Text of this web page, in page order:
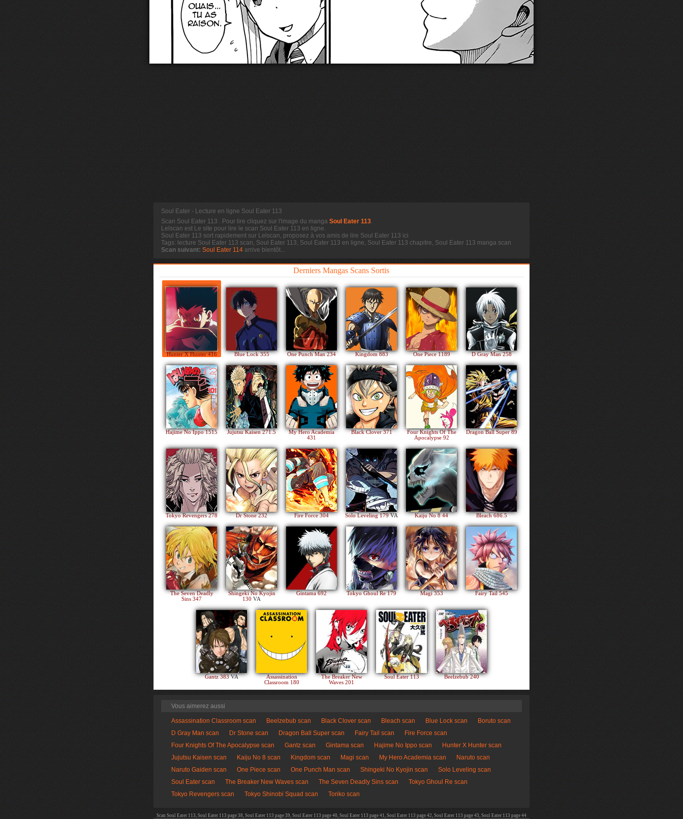
Soul Eater - Lecture en ligne Soul Eater 113
Scan Soul Eater 113 . Pour lire cliquez sur l'image du manga Soul Eater 113.
Lelscan est Le site pour lire le scan Soul Eater 113 en ligne.
Soul Eater 113 sort rapidement sur Lelscan, proposez à vos amis de lire Soul Eater 113 ici
Tags: lecture Soul Eater 113 scan, Soul Eater 113, Soul Eater 113 en ligne, Soul Eater 113 chapitre, Soul Eater 113 manga scan
Scan suivant: Soul Eater 114 arrive bientôt...
Derniers Mangas Scans Sortis
Hunter X Hunter 416 Blue Lock 355 One Punch Man 234 Kingdom 883 One Piece 1189 D Gray Man 258
Hajime No Ippo 1515 Jujutsu Kaisen 271.5
My Hero Academia
431
Black Clover 371
Four Knights Of The
Apocalypse 92
Dragon Ball Super 89
Tokyo Revengers 278 Dr Stone 232 Fire Force 304 Solo Leveling 179VA Kaiju No 8 44 Bleach 686.5
The Seven Deadly
Sins 347
Shingeki No Kyojin
130 VA
Gintama 692 Tokyo Ghoul Re 179 Magi 353 Fairy Tail 545
Gantz 383VA
Assassination
Classroom 180
The Breaker New
Waves 201
Soul Eater 113 Beelzebub 240
Vous aimerez aussi
Assassination Classroom scan Beelzebub scan Black Clover scan Bleach scan Blue Lock scan
Boruto scan
D Gray Man scan
Dr Stone scan Dragon Ball Super scan Fairy Tail scan
Fire Force scan
Four Knights Of The Apocalypse scan
Gantz scan Gintama scan Hajime No Ippo scan
Hunter X Hunter scan
Jujutsu Kaisen scan
Kaiju No 8 scan Kingdom scan Magi scan My Hero Academia scan
Naruto scan
Naruto Gaiden scan
One Piece scan One Punch Man scan Shingeki No Kyojin scan
Solo Leveling scan
Soul Eater scan
The Breaker New Waves scan The Seven Deadly Sins scan
Tokyo Ghoul Re scan
Tokyo Revengers scan
Tokyo Shinobi Squad scan Toriko scan
Scan Soul Eater 113, Soul Eater 113 page 38, Soul Eater 113 page 39, Soul Eater 113 page 40, Soul Eater 113 page 41, Soul Eater 113 page 42, Soul Eater 113 page 43, Soul Eater 113 page 44